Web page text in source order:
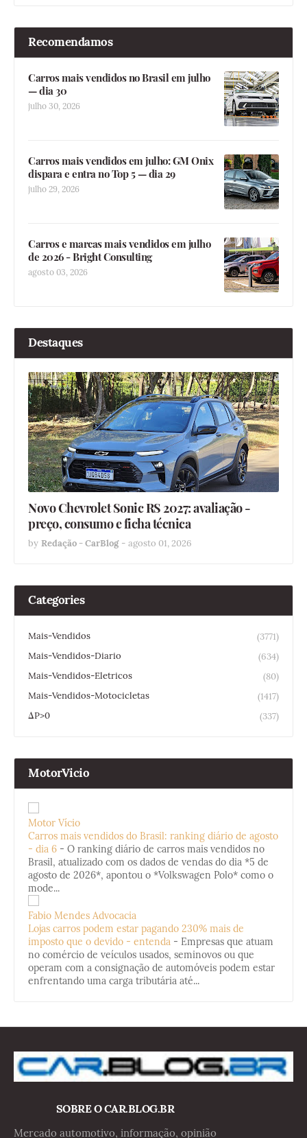
Recomendamos
Carros mais vendidos no Brasil em julho
— dia 30
julho 30, 2026
Carros mais vendidos em julho: GM Onix
dispara e entra no Top 5 — dia 29
julho 29, 2026
Carros e marcas mais vendidos em julho
de 2026 - Bright Consulting
agosto 03, 2026
Destaques
Novo Chevrolet Sonic RS 2027: avaliação -
preço, consumo e ficha técnica
by Redação - CarBlog - agosto 01, 2026
Categories
Mais-Vendidos
(3771)
Mais-Vendidos-Diario
(634)
Mais-Vendidos-Eletricos
(80)
Mais-Vendidos-Motocicletas
(1417)
ΔP>0
(337)
MotorVicio
Motor Vício
Carros mais vendidos do Brasil: ranking diário de agosto
- dia 6 - O ranking diário de carros mais vendidos no
Brasil, atualizado com os dados de vendas do dia *5 de
agosto de 2026*, apontou o *Volkswagen Polo* como o
mode...
Fabio Mendes Advocacia
Lojas carros podem estar pagando 230% mais de
imposto que o devido - entenda - Empresas que atuam
no comércio de veículos usados, seminovos ou que
operam com a consignação de automóveis podem estar
enfrentando uma carga tributária até...
SOBRE O CAR.BLOG.BR
Mercado automotivo, informação, opinião